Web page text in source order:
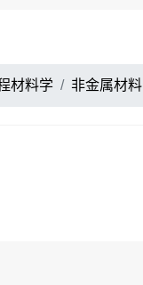
材料学 非金属材料